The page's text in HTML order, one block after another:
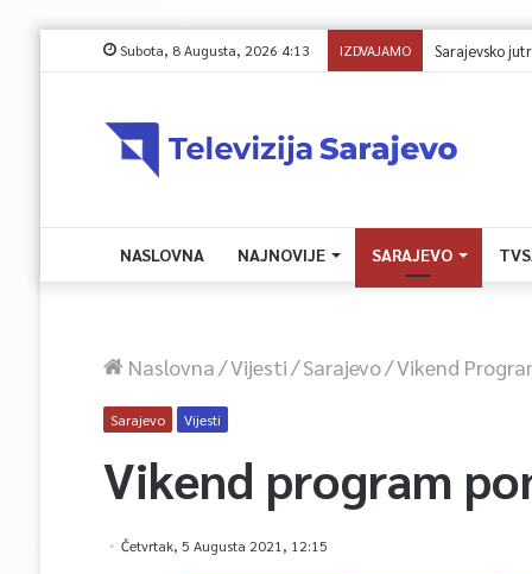
Subota, 8 Augusta, 2026 4:13 IZDVAJAMO Saobraćajna
NASLOVNA NAJNOVIJE SARAJEVO
Naslovna/Vijesti/Sarajevo/Vikend
Sarajevo Vijesti
Vikend program
Četvrtak, 5 Augusta 2021, 12:15